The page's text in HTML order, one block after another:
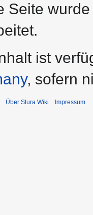
Seite
ist
, sofern
Über Stura Wiki Impressum